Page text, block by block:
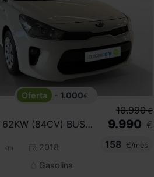
- 1.000€
1.2 CVVT 62KW (84CV) BUSINESS
km
2018
Gasolina
10.990 €
9.990 €
158
€/mes